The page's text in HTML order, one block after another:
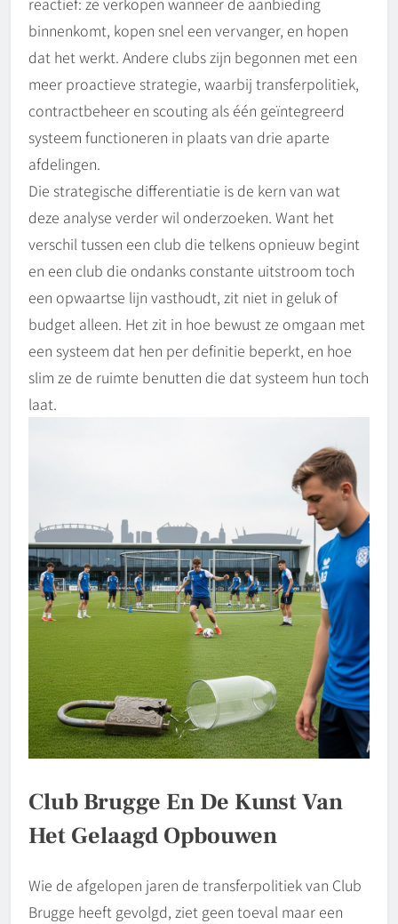
binnenkomt, kopen snel een vervanger, en hopen
dat het werkt. Andere clubs zijn begonnen met een
meer proactieve strategie, waarbij transferpolitiek,
contractbeheer en scouting als één geïntegreerd
systeem functioneren in plaats van drie aparte
afdelingen.
Die strategische differentiatie is de kern van wat
deze analyse verder wil onderzoeken. Want het
verschil tussen een club die telkens opnieuw begint
en een club die ondanks constante uitstroom toch
een opwaartse lijn vasthoudt, zit niet in geluk of
budget alleen. Het zit in hoe bewust ze omgaan met
een systeem dat hen per definitie beperkt, en hoe
slim ze de ruimte benutten die dat systeem hun toch
laat.
Club Brugge En De Kunst Van
Het Gelaagd Opbouwen
Wie de afgelopen jaren de transferpolitiek van Club
Brugge heeft gevolgd, ziet geen toeval maar een